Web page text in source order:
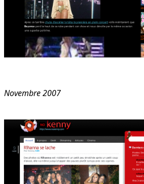
Novembre 2007